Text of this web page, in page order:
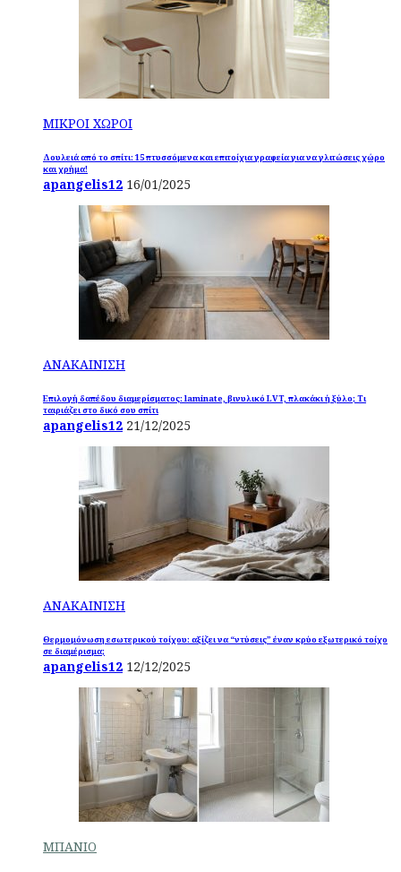
ΜΙΚΡΟΙ ΧΩΡΟΙ
Δουλειά από το σπίτι: 15 πτυσσόμενα και επιτοίχια γραφεία για να γλιτώσεις χώρο
και χρήμα!
apangelis12 16/01/2025
ΑΝΑΚΑΙΝΙΣΗ
Επιλογή δαπέδου διαμερίσματος: laminate, βινυλικό LVT, πλακάκι ή ξύλο; Τι
ταιριάζει στο δικό σου σπίτι
apangelis12 21/12/2025
ΑΝΑΚΑΙΝΙΣΗ
Θερμομόνωση εσωτερικού τοίχου: αξίζει να “ντύσεις” έναν κρύο εξωτερικό τοίχο
σε διαμέρισμα;
apangelis12 12/12/2025
ΜΠΑΝΙΟ